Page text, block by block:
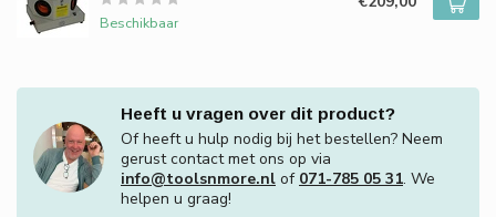
Beschikbaar
Heeft u vragen over dit product?
Of heeft u hulp nodig bij het bestellen? Neem
gerust contact met ons op via
info@toolsnmore.nl of 071-785 05 31. We
helpen u graag!